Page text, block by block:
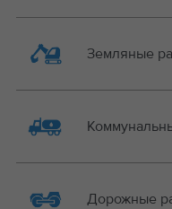
Земляные
Дорожные